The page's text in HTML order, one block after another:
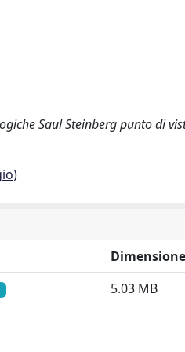
Saul Steinberg punto di
Dimensione
5.03 MB